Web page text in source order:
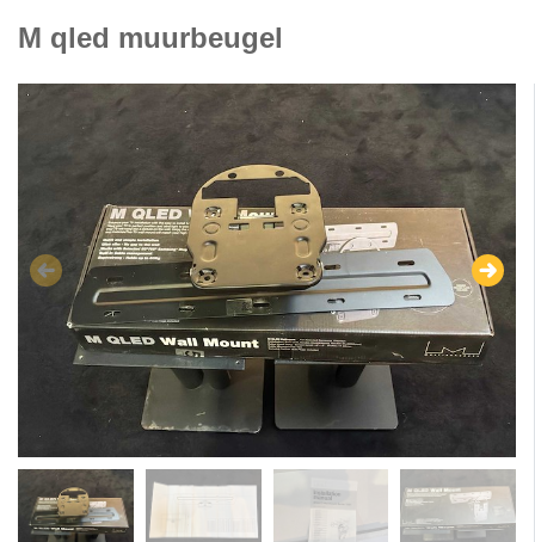
M qled muurbeugel